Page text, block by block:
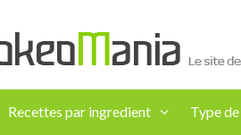
Recettes par ingredient Type